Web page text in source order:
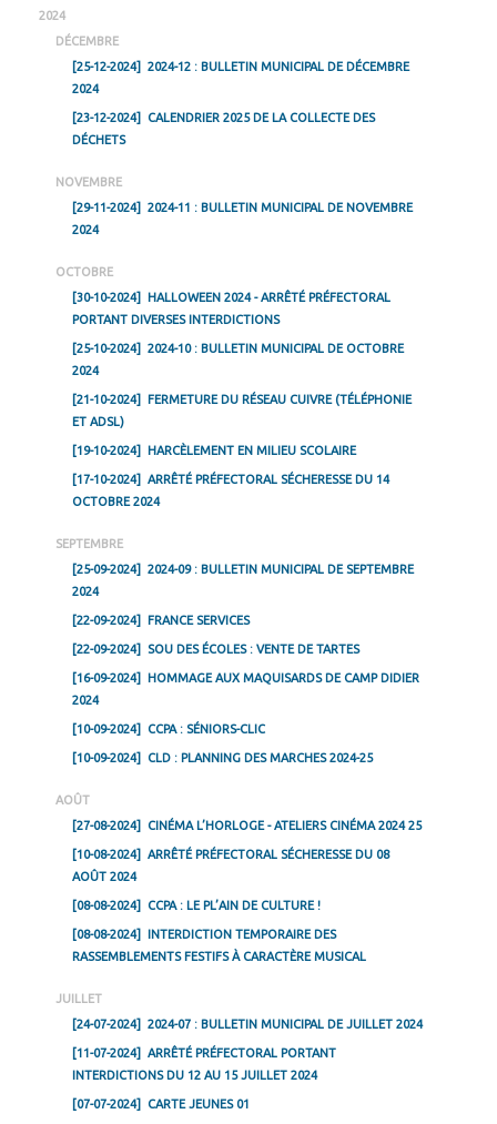
2024
DÉCEMBRE
[25-12-2024]
2024-12 : BULLETIN MUNICIPAL DE DÉCEMBRE
2024
[23-12-2024]
CALENDRIER 2025 DE LA COLLECTE DES
DÉCHETS
NOVEMBRE
[29-11-2024]
2024-11 : BULLETIN MUNICIPAL DE NOVEMBRE
2024
OCTOBRE
[30-10-2024]
HALLOWEEN 2024 - ARRÊTÉ PRÉFECTORAL
PORTANT DIVERSES INTERDICTIONS
[25-10-2024]
2024-10 : BULLETIN MUNICIPAL DE OCTOBRE
2024
[21-10-2024]
FERMETURE DU RÉSEAU CUIVRE (TÉLÉPHONIE
ET ADSL)
[19-10-2024] HARCÈLEMENT EN MILIEU SCOLAIRE
[17-10-2024]
ARRÊTÉ PRÉFECTORAL SÉCHERESSE DU 14
OCTOBRE 2024
SEPTEMBRE
[25-09-2024]
2024-09 : BULLETIN MUNICIPAL DE SEPTEMBRE
2024
[22-09-2024] FRANCE SERVICES
[22-09-2024] SOU DES ÉCOLES : VENTE DE TARTES
[16-09-2024]
HOMMAGE AUX MAQUISARDS DE CAMP DIDIER
2024
[10-09-2024] CCPA : SÉNIORS-CLIC
[10-09-2024] CLD : PLANNING DES MARCHES 2024-25
AOÛT
[27-08-2024]
CINÉMA L’HORLOGE - ATELIERS CINÉMA 2024 25
[10-08-2024]
ARRÊTÉ PRÉFECTORAL SÉCHERESSE DU 08
AOÛT 2024
[08-08-2024] CCPA : LE PL’AIN DE CULTURE !
[08-08-2024]
INTERDICTION TEMPORAIRE DES
RASSEMBLEMENTS FESTIFS À CARACTÈRE MUSICAL
JUILLET
[24-07-2024]
2024-07 : BULLETIN MUNICIPAL DE JUILLET 2024
[11-07-2024]
ARRÊTÉ PRÉFECTORAL PORTANT
INTERDICTIONS DU 12 AU 15 JUILLET 2024
[07-07-2024] CARTE JEUNES 01